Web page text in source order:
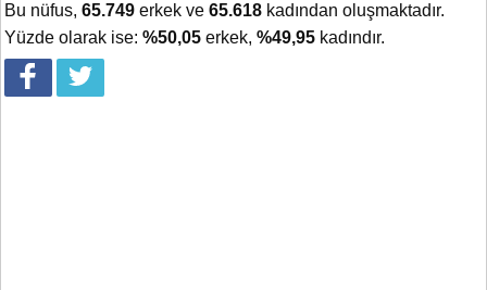
Bu nüfus, 65.749 erkek ve 65.618 kadından oluşmaktadır.
Yüzde olarak ise: %50,05 erkek, %49,95 kadındır.